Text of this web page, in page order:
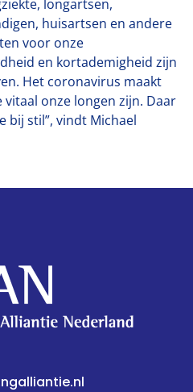
longartsen,
huisartsen en andere
voor onze
en kortademigheid zijn
Het coronavirus maakt
onze longen zijn. Daar
bij stil”, vindt Michael